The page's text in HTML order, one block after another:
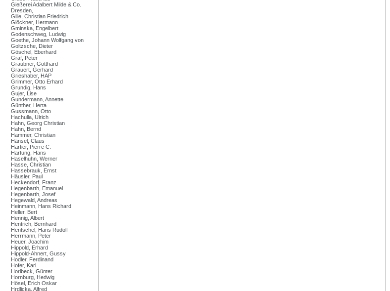
Gießerei Adalbert Milde & Co.
Dresden,
Gille, Christian Friedrich
Glöckner, Hermann
Gminska, Engelbert
Godenschweg, Ludwig
Goethe, Johann Wolfgang von
Goltzsche, Dieter
Göschel, Eberhard
Graf, Peter
Graubner, Gotthard
Grauert, Gerhard
Grieshaber, HAP
Grimmer, Otto Erhard
Grundig, Hans
Gujer, Lise
Gundermann, Annette
Günther, Herta
Gussmann, Otto
Hachulla, Ulrich
Hahn, Georg Christian
Hahn, Bernd
Hammer, Christian
Hänsel, Claus
Hartier, Pierre C.
Hartung, Hans
Haselhuhn, Werner
Hasse, Christian
Hassebrauk, Ernst
Häusler, Paul
Heckendorf, Franz
Hegenbarth, Emanuel
Hegenbarth, Josef
Hegewald, Andreas
Heinmann, Hans Richard
Heller, Bert
Hennig, Albert
Hentrich, Bernhard
Hentschel, Hans Rudolf
Herrmann, Peter
Heuer, Joachim
Hippold, Erhard
Hippold-Ahnert, Gussy
Hodler, Ferdinand
Hofer, Karl
Horlbeck, Günter
Hornburg, Hedwig
Hösel, Erich Oskar
Hrdlicka, Alfred